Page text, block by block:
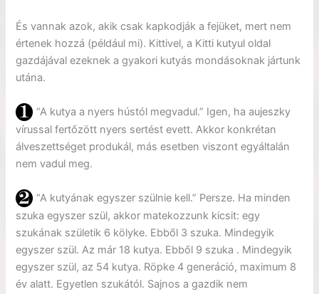
És vannak azok, akik csak kapkodják a fejüket, mert nem
értenek hozzá (például mi). Kittivel, a Kitti kutyul oldal
gazdájával ezeknek a gyakori kutyás mondásoknak jártunk
utána.
“A kutya a nyers hústól megvadul.” Igen, ha aujeszky
vírussal fertőzött nyers sertést evett. Akkor konkrétan
álveszettséget produkál, más esetben viszont egyáltalán
nem vadul meg.
“A kutyának egyszer szülnie kell.” Persze. Ha minden
szuka egyszer szül, akkor matekozzunk kicsit: egy
szukának születik 6 kölyke. Ebből 3 szuka. Mindegyik
egyszer szül. Az már 18 kutya. Ebből 9 szuka . Mindegyik
egyszer szül, az 54 kutya. Röpke 4 generáció, maximum 8
év alatt. Egyetlen szukától. Sajnos a gazdik nem